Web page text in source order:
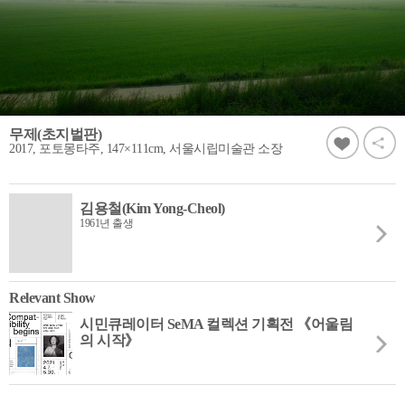
무제(초지벌판)
2017, 포토몽타주, 147×111cm, 서울시립미술관 소장
김용철(Kim Yong-Cheol)
1961년 출생
Relevant Show
시민큐레이터 SeMA 컬렉션 기획전 《어울림
의 시작》